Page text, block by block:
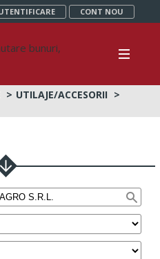
CONT NOU
UTILAJE/ACCESORII